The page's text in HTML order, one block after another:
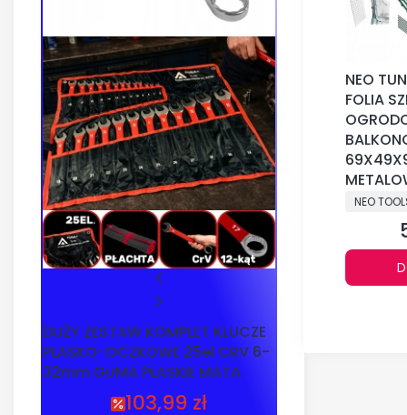
DUŻY ZESTAW KOMPLET KLUCZE
PŁASKO-OCZKOWE 25el CRV 6-
32mm GUMA PŁASKIE MATA
Cena promocyjna
103,99 zł
NEO
FOLIA
NEO